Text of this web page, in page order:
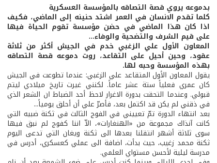
بدموعه يروي قصة التصاقه بالمؤسسة العسكرية
كلما تقدم الانسان في العمر اشتد حنينه إلى الماضي، فكيف
اذا كان هذا الماضي في حضن مؤسسة تقوم الحياة فيها
على قيم الشرف والتضحية والوفاء...
المعاون الأول علي الزغبي خدم في الجيش أكثر من ثلاثة
عقود، وحين أحيل على التقاعد، روت دموعه قصة التصاقه
بهذه المؤسسة وحبه لها.
يقول المعاون الأول المتقاعد علي الزغبي: عندما تطوعت في الجيش
كان عمري فعلياً ستة عشر عاماً. لكنني غيرت تاريخ ميلادي ليتم
قبولي. وعندما التحقت بدورة الاغرار لاحظ أحد الضباط ان الشعر الذي
في ذقني لم يكن قد اكتمل بعد، فأصرّ علي أن أحلق يومياً...
بعد انتهاء الدورة تمّ تعييني في الفوج الثالث في ثكنة ضبيه التي
كانت آنذاك مجموعة من «الهنغارات»، الاّ اننا كفوج لم نبق فيها
سوى ثلاثة أشهر انتقلنا بعدها الى ثكنة ويغان التي تدعى اليوم
ثكنة محمد زغيب، حيث بدأت، اضافة الى عملي كعسكري، أدرس في
مدرسة ليلية لأحسن مستواي العلمي.